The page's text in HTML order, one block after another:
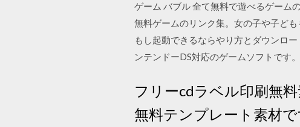
ゲーム バブル 全て無料で遊べるゲーム
無料ゲームのリンク集。女の子や子ど
もし起動できるならやり方とダウンロ
ンテンドーDS対応のゲームソフトです
フリーcdラベル印刷無
無料テンプレート素材